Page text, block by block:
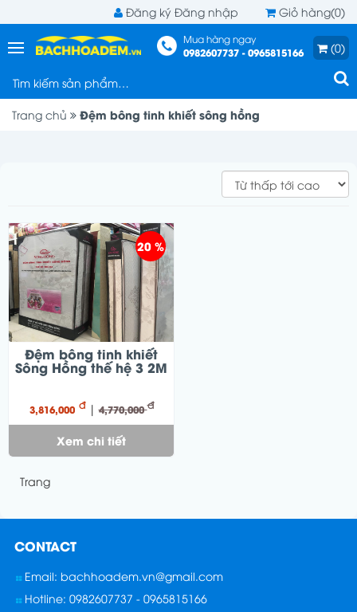
Đăng ký Đăng nhập Giỏ hàng(0)
Mua hàng ngay
0982607737 - 0965815166
(0)
Trang chủ Đệm bông tinh khiết sông hồng
20 %
Đệm bông tinh khiết
Sông Hồng thế hệ 3 2M
3,816,000 đ | 4,770,000đ
Xem chi tiết
Trang
CONTACT
Email: bachhoadem.vn@gmail.com
Hotline: 0982607737 - 0965815166